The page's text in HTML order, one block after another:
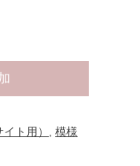
ト用）
模様